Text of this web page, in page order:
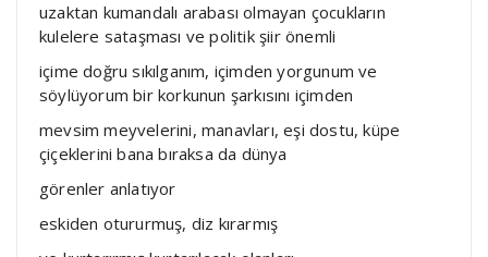
uzaktan kumandalı arabası olmayan çocukların
kulelere sataşması ve politik şiir önemli
içime doğru sıkılganım, içimden yorgunum ve
söylüyorum bir korkunun şarkısını içimden
mevsim meyvelerini, manavları, eşi dostu, küpe
çiçeklerini bana bıraksa da dünya
görenler anlatıyor
eskiden otururmuş, diz kırarmış